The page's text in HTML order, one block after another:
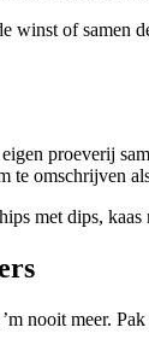
winst of samen
proeverij
te omschrijven
met dips,
nooit meer.